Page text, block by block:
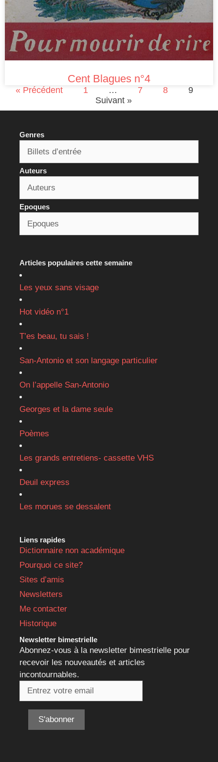
Cent Blagues n°4
« Précédent 1 … 7 8
9
Suivant »
Genres
Auteurs
Epoques
Articles populaires cette semaine
Les yeux sans visage
Hot vidéo n°1
T’es beau, tu sais !
San-Antonio et son langage particulier
On l’appelle San-Antonio
Georges et la dame seule
Poèmes
Les grands entretiens- cassette VHS
Deuil express
Les morues se dessalent
Liens rapides
Dictionnaire non académique
Pourquoi ce site?
Sites d’amis
Newsletters
Me contacter
Historique
Newsletter bimestrielle
Abonnez-vous à la newsletter bimestrielle pour
recevoir les nouveautés et articles
incontournables.